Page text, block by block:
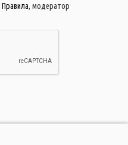
Правила, модератор